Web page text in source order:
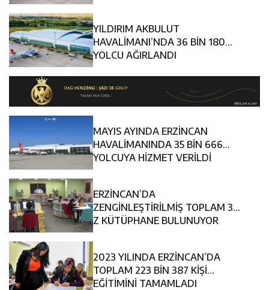
YILDIRIM AKBULUT
HAVALİMANI’NDA 36 BİN 180
YOLCU AĞIRLANDI
MAYIS AYINDA ERZİNCAN
HAVALİMANINDA 35 BİN 666
YOLCUYA HİZMET VERİLDİ
ERZİNCAN’DA
ZENGİNLEŞTİRİLMİŞ TOPLAM 36
Z KÜTÜPHANE BULUNUYOR
2023 YILINDA ERZİNCAN’DA
TOPLAM 223 BİN 387 KİŞİ
EĞİTİMİNİ TAMAMLADI